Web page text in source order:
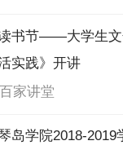
书节——大学生文
实践》开讲
百家讲堂
岛学院2018-2019